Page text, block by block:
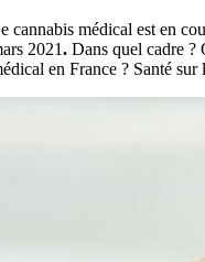
cannabis médical est en
2021. Dans quel cadre ?
en France ? Santé